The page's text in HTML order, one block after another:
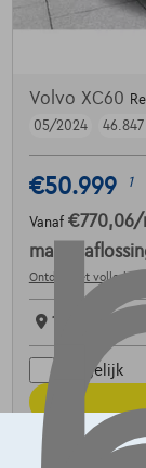
Volvo XC60
05/2024
€50.999 1
Vanaf €770,06/
Ontdek het
1800 Vilvoorde,
Vergelijk